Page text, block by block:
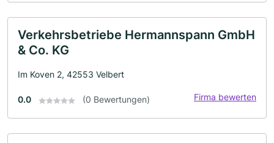
Verkehrsbetriebe Hermannspann GmbH
& Co. KG
Im Koven 2, 42553 Velbert
0.0 (0 Bewertungen) Firma bewerten